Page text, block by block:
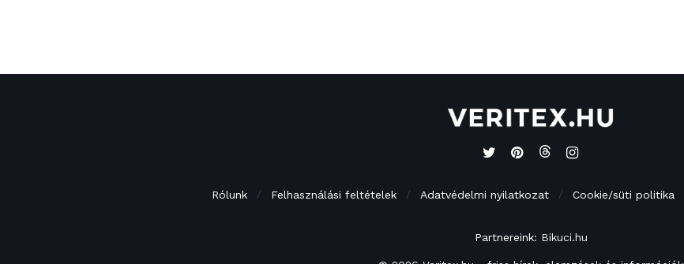
Rólunk Felhasználási feltételek Adatvédelmi nyilatkozat Cookie/süti politika
Partnereink: Bikuci.hu